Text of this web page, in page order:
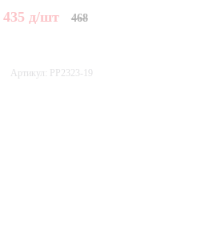
435 д/шт 468
Артикул: PP2323-19